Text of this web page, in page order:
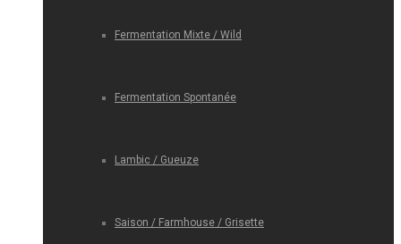
Fermentation Mixte / Wild
Fermentation Spontanée
Lambic / Gueuze
Saison / Farmhouse / Grisette